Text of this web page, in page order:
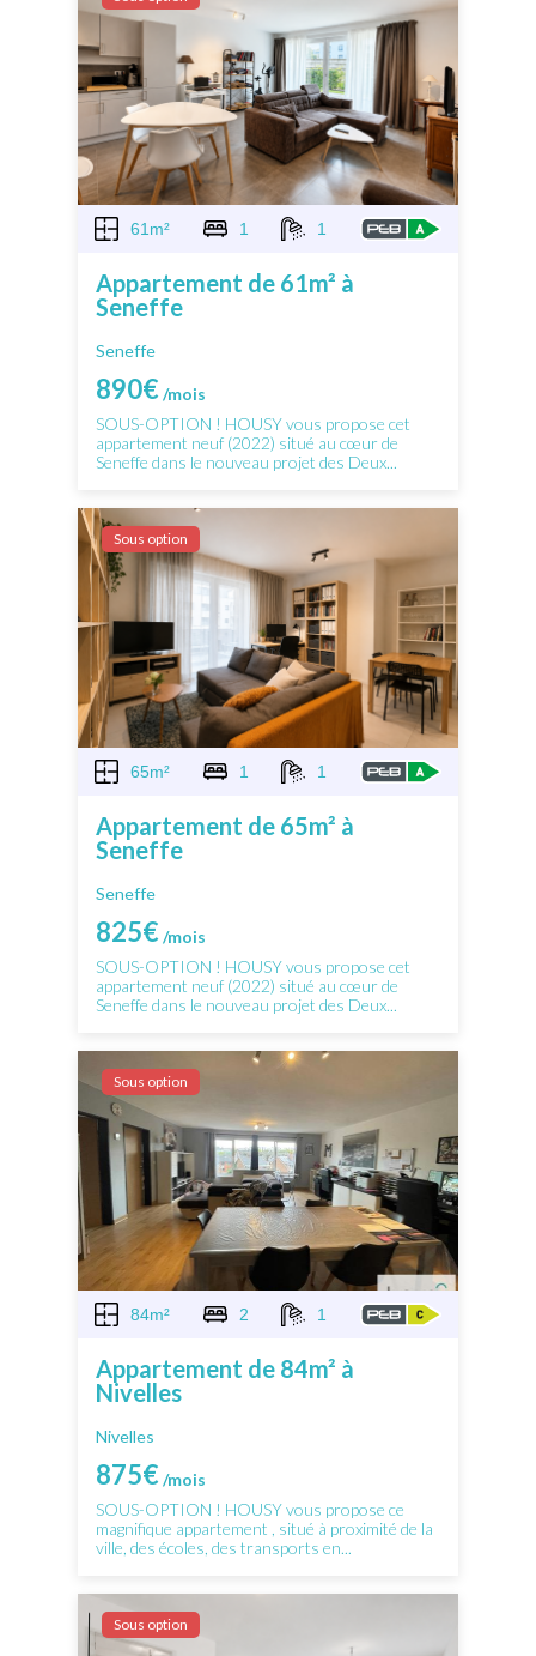
61m² 1 1
Appartement de 61m² à
Seneffe
Seneffe
890€/mois
SOUS-OPTION ! HOUSY vous propose cet
appartement neuf (2022) situé au cœur de
Seneffe dans le nouveau projet des Deux...
Sous option
65m² 1 1
Appartement de 65m² à
Seneffe
Seneffe
825€/mois
SOUS-OPTION ! HOUSY vous propose cet
appartement neuf (2022) situé au cœur de
Seneffe dans le nouveau projet des Deux...
Sous option
84m² 2 1
Appartement de 84m² à
Nivelles
Nivelles
875€/mois
SOUS-OPTION ! HOUSY vous propose ce
magnifique appartement , situé à proximité de la
ville, des écoles, des transports en...
Sous option